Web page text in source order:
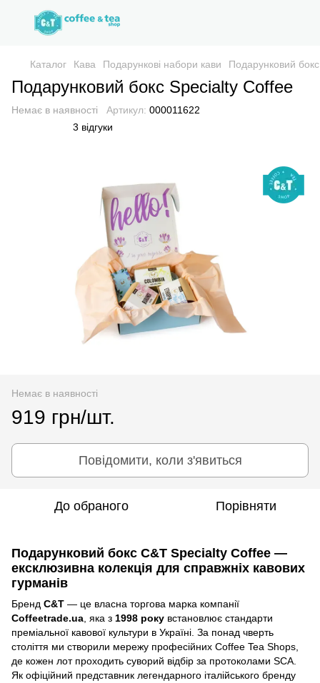
Каталог Кава Подарункові набори кави Подарунковий
Подарунковий бокс Specialty Coffee
Немає в наявності Артикул: 000011622
3 відгуки
Немає в наявності
919 грн/шт.
Повідомити, коли з'явиться
До обраного Порівняти
Подарунковий бокс C&T Specialty Coffee —
ексклюзивна колекція для справжніх кавових
гурманів
Бренд C&T — це власна торгова марка компанії
Coffeetrade.ua , яка з 1998 року встановлює стандарти
преміальної кавової культури в Україні. За понад чверть
століття ми створили мережу професійних Coffee Tea Shops,
де кожен лот проходить суворий відбір за протоколами SCA.
Як офіційний представник легендарного італійського бренду